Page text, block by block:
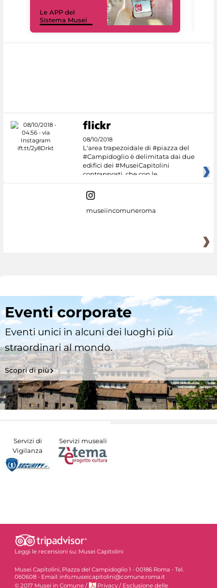
Le APP del
Sistema Musei
08/10/2018
L'area trapezoidale di #piazza del
#Campidoglio è delimitata dai due
edifici dei #MuseiCapitolini
contrapposti, che con le
museiincomuneroma
Eventi corporate
Eventi unici in alcuni dei luoghi più
straordinari al mondo.
Scopri di più
Servizi di
Vigilanza
Servizi museali
Leggi le recensioni su: Musei Capitolini
Musei Capitolini, Piazza del Campidoglio 1 - 00186 Roma - Tel.
060608 - Email: info.museicapitolini@comune.roma.it
© 2017 Musei in Comune / Privacy / Esclusione delle